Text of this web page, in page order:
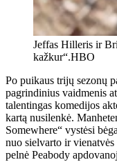
Jeffas Hilleris ir
kažkur“.HBO
Po puikaus trijų sezonų
pagrindinius vaidmenis
talentingas komedijos
kartą nusilenkė.
Somewhere“ vystėsi
nuo ​​sielvarto ir
pelnė Peabody